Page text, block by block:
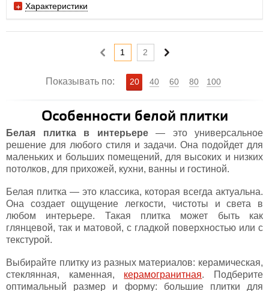
Характеристики
1 2
Показывать по: 20 40 60 80 100
Особенности белой плитки
Белая плитка в интерьере— это универсальное
решение для любого стиля и задачи. Она подойдет для
маленьких и больших помещений, для высоких и низких
потолков, для прихожей, кухни, ванны и гостиной.
Белая плитка — это классика, которая всегда актуальна.
Она создает ощущение легкости, чистоты и света в
любом интерьере. Такая плитка может быть как
глянцевой, так и матовой, с гладкой поверхностью или с
текстурой.
Выбирайте плитку из разных материалов: керамическая,
стеклянная, каменная, керамогранитная. Подберите
оптимальный размер и форму: большие плитки для